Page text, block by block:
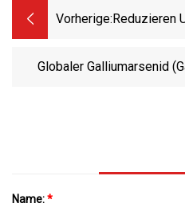
Vorherige: Reduzieren
Davitt Report
Globaler Galliumarsenid
Name:*